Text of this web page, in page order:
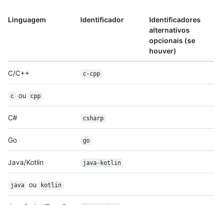
Linguagem Identificador
Identificadores
alternativos
opcionais (se
houver)
C/C++ c-cpp
c ou cpp
C# csharp
Go go
Java/Kotlin java-kotlin
java ou kotlin